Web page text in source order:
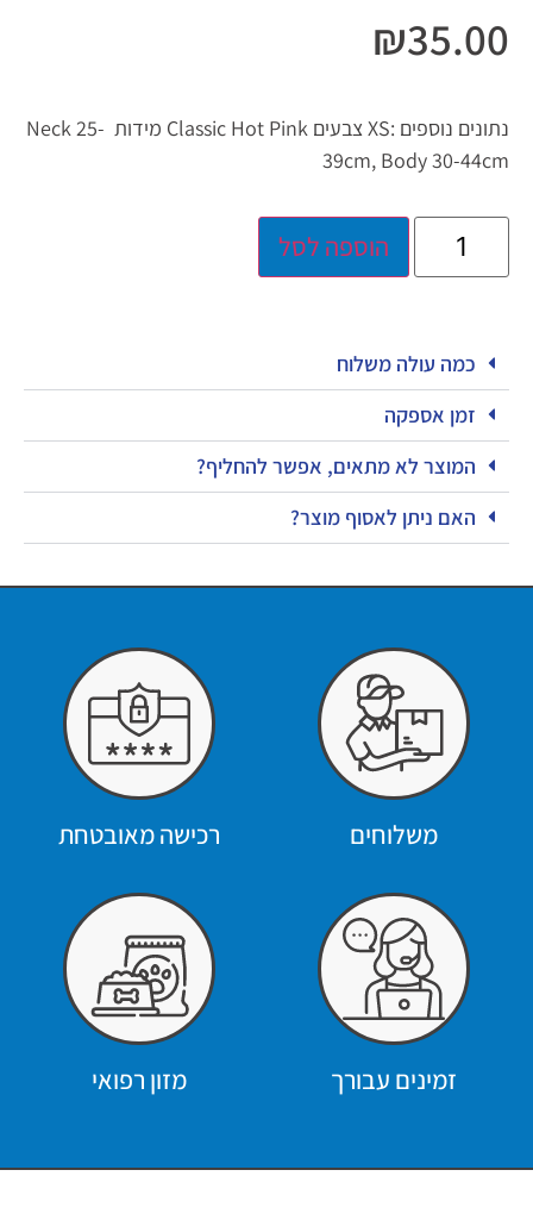
₪35.00
נתונים נוספים :XS צבעים Classic Hot Pink מידות Neck 25-
39cm, Body 30-44cm
הוספה לסל
כמה עולה משלוח
זמן אספקה
המוצר לא מתאים, אפשר להחליף?
האם ניתן לאסוף מוצר?
משלוחים רכישה מאובטחת
זמינים עבורך מזון רפואי